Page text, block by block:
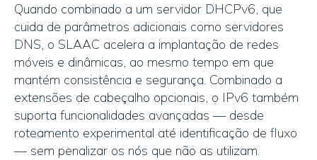
Quando combinado a um servidor DHCPv6, que
cuida de parâmetros adicionais como servidores
DNS, o SLAAC acelera a implantação de redes
móveis e dinâmicas, ao mesmo tempo em que
mantém consistência e segurança. Combinado a
extensões de cabeçalho opcionais, o IPv6 também
suporta funcionalidades avançadas — desde
roteamento experimental até identificação de fluxo
— sem penalizar os nós que não as utilizam.